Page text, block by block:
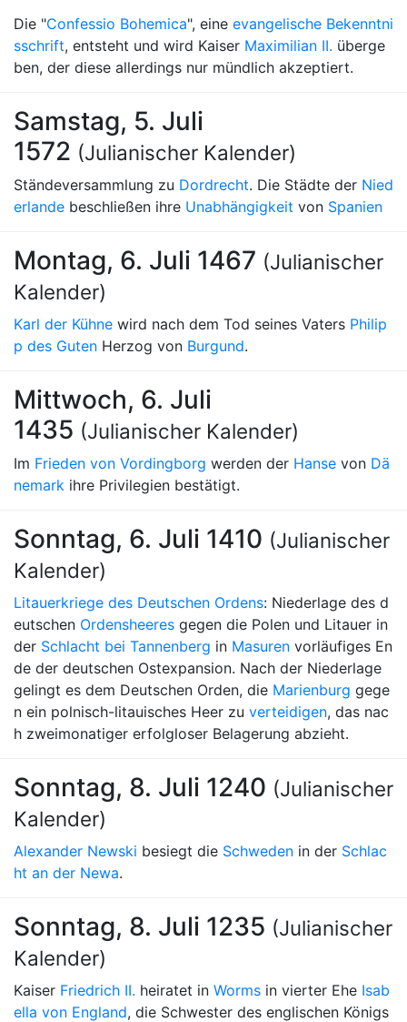
Die "Confessio Bohemica", eine evangelische Bekenntni
sschrift, entsteht und wird Kaiser Maximilian II. überge
ben, der diese allerdings nur mündlich akzeptiert.
Samstag, 5. Juli
1572 (Julianischer Kalender)
Ständeversammlung zu Dordrecht. Die Städte der Nied
erlande beschließen ihre Unabhängigkeit von Spanien
Montag, 6. Juli 1467 (Julianischer
Kalender)
Karl der Kühne wird nach dem Tod seines Vaters Philip
p des Guten Herzog von Burgund.
Mittwoch, 6. Juli
1435 (Julianischer Kalender)
Im Frieden von Vordingborg werden der Hanse von Dä
nemark ihre Privilegien bestätigt.
Sonntag, 6. Juli 1410 (Julianischer
Kalender)
Litauerkriege des Deutschen Ordens: Niederlage des d
eutschen Ordensheeres gegen die Polen und Litauer in
der Schlacht bei Tannenberg in Masuren vorläufiges En
de der deutschen Ostexpansion. Nach der Niederlage
gelingt es dem Deutschen Orden, die Marienburg gege
n ein polnisch-litauisches Heer zu verteidigen, das nac
h zweimonatiger erfolgloser Belagerung abzieht.
Sonntag, 8. Juli 1240 (Julianischer
Kalender)
Alexander Newski besiegt die Schweden in der Schlac
ht an der Newa.
Sonntag, 8. Juli 1235 (Julianischer
Kalender)
Kaiser Friedrich II. heiratet in Worms in vierter Ehe Isab
ella von England, die Schwester des englischen Königs